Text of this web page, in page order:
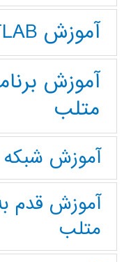
آموزش MATLAB
آموزش
متلب
آموزش
آموزش قدم
متلب